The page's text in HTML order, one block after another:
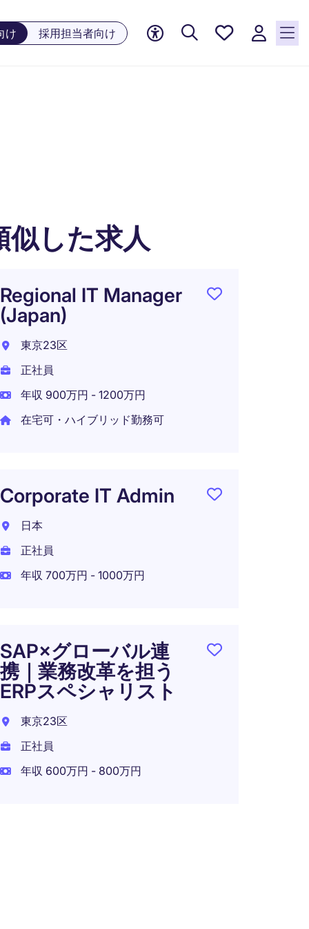
け 採用担当者向け
お気に
似した求人
Regional IT Manager
(Japan)
東京23区
正社員
年収 900万円 - 1200万円
在宅可・ハイブリッド勤務可
Corporate IT Admin
日本
正社員
年収 700万円 - 1000万円
SAP×グローバル連
携｜業務改革を担う
ERPスペシャリスト
東京23区
正社員
年収 600万円 - 800万円